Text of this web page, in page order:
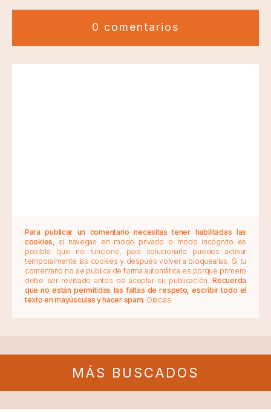
0 comentarios
Para publicar un comentario necesitas tener habilitadas las
cookies , si navegas en modo privado o modo incógnito es
posible que no funcione, para solucionarlo puedes activar
temporalmente las cookies y después volver a bloquearlas. Si tu
comentario no se publica de forma automática es porque primero
debe ser revisado antes de aceptar su publicación.Recuerda
que no están permitidas las faltas de respeto, escribir todo el
texto en mayúsculas y hacer spam. Gracias.
MÁS BUSCADOS